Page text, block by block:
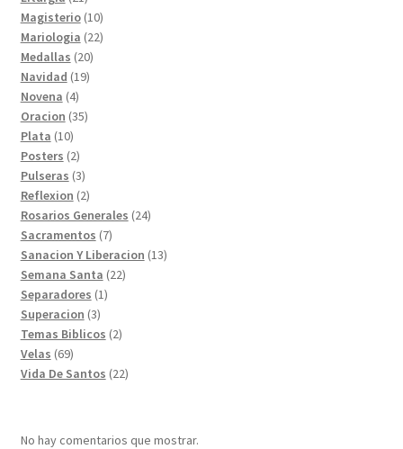
productos
Magisterio 1010
productos
Mariologia 2222
Medallas 2020
productos
Navidad 1919
Novena 44
productos
Oracion 3535
Plata 1010
productos
Posters 22
productos
Pulseras 33
productos
Reflexion 22
productos
Rosarios Generales 2424
Sacramentos 77
productos
Sanacion Y Liberacion 1313
Semana Santa 2222
Separadores 11
Superacion 33
productos
Temas Biblicos 22
Velas 6969
productos
Vida De Santos 2222
No hay comentarios que mostrar.